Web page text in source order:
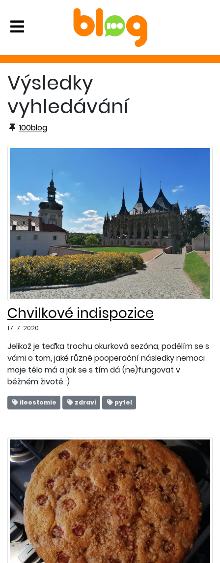
Výsledky
vyhledávání
100blog
Chvilkové indispozice
17. 7. 2020
Jelikož je teďka trochu okurková sezóna, podělím se s
vámi o tom, jaké různé pooperační následky nemoci
moje tělo má a jak se s tím dá (ne)fungovat v
běžném životě :)
ileostomie zdraví pytel